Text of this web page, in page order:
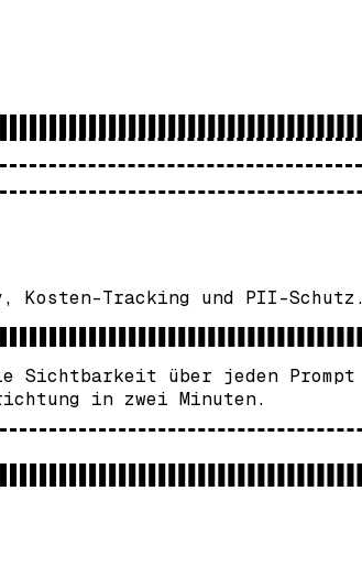
Tracking und PII-Schutz.
über jeden
in zwei Minuten.